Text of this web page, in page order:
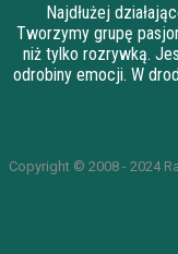
Najdłużej
Tworzymy grupę
niż tylko rozrywką.
odrobiny emocji. W
Copyright © 2008 - 2024